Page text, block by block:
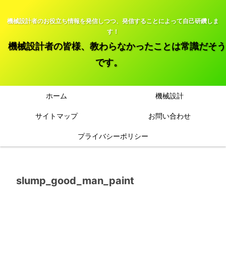
機械設計者のお役立ち情報を発信しつつ、発信することによって自己研鑽しま
す！
機械設計者の皆様、教わらなかったことは常識だそう
です。
ホーム 機械設計
サイトマップ お問い合わせ
プライバシーポリシー
slump_good_man_paint